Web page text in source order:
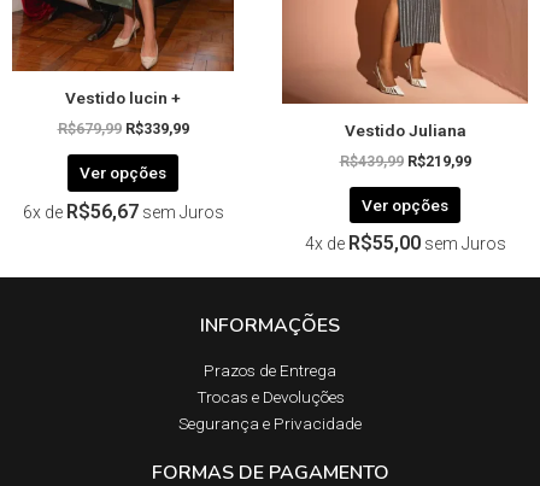
Vestido lucin +
R$679,99 R$339,99
Ver opções
escolhidas
na
página
do
produto
6x de R$56,67 sem Juros
Vestido Juliana
R$439,99 R$219,99
Ver opções
página
do
produto
4x de R$55,00 sem Juros
INFORMAÇÕES
Prazos de Entrega​
Trocas e Devoluções​
Segurança e Privacidade
FORMAS DE PAGAMENTO